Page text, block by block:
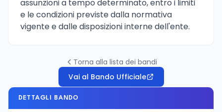
assunzioni a tempo determinato, entro i limiti
e le condizioni previste dalla normativa
vigente e dalle disposizioni interne dell'ente.
Torna alla lista dei bandi
Vai al Bando Ufficiale
DETTAGLI BANDO